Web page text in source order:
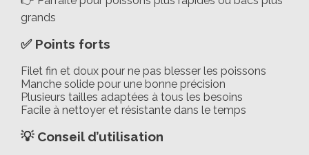
grands
✅ Points forts
Filet fin et doux pour ne pas blesser les poissons
Manche solide pour une bonne précision
Plusieurs tailles adaptées à tous les besoins
Facile à nettoyer et résistante dans le temps
💡 Conseil d’utilisation